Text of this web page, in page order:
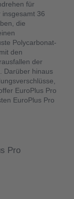
für
insgesamt 36
die
Polycarbonat-
den
der
Darüber hinaus
EuroPlus Pro
EuroPlus Pro
Pro